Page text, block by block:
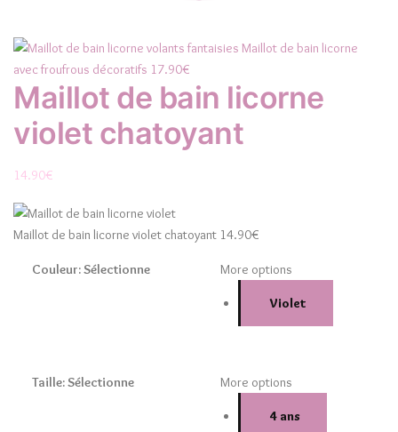
Maillot de bain licorne
avec froufrous décoratifs 17.90€
Maillot de bain licorne
violet chatoyant
14.90€
Maillot de bain licorne violet chatoyant 14.90€
Couleur:Sélectionne More options
Violet
Taille:Sélectionne More options
4 ans